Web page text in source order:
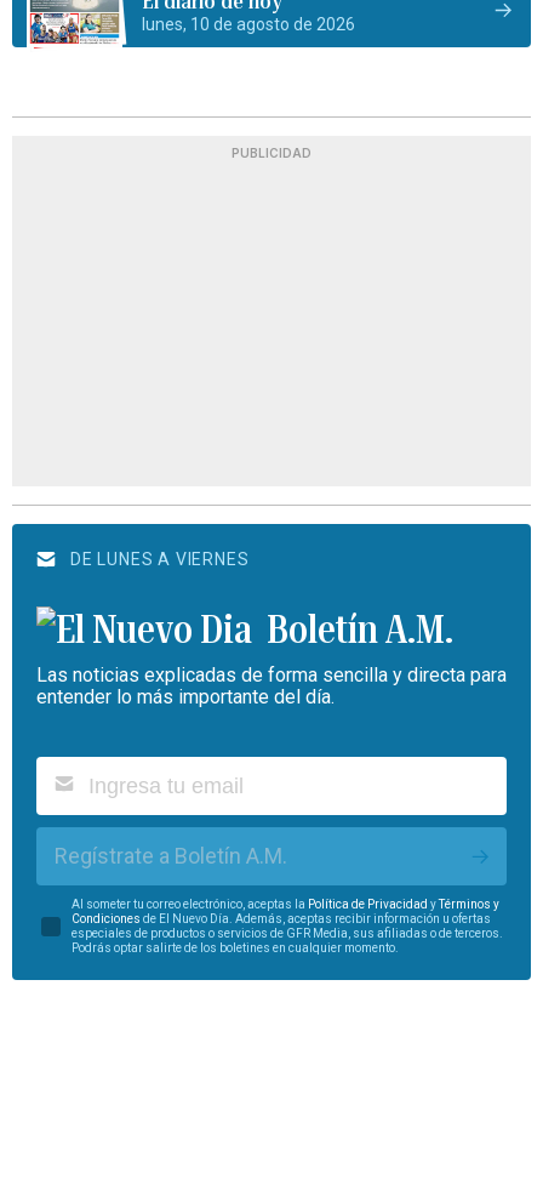
lunes, 10 de agosto de 2026
PUBLICIDAD
DE LUNES A VIERNES
Boletín A.M.
Las noticias explicadas de forma sencilla y directa para
entender lo más importante del día.
Regístrate a Boletín A.M.
Al someter tu correo electrónico, aceptas la Política de Privacidad yTérminos y
Condiciones de El Nuevo Día. Además, aceptas recibir información u ofertas
especiales de productos o servicios de GFR Media, sus afiliadas o de terceros.
Podrás optar salirte de los boletines en cualquier momento.